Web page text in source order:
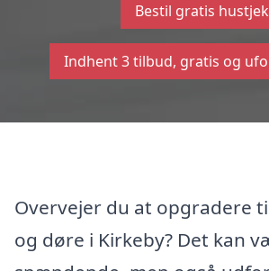
Bestil gratis hustjek
Indhent 3 tilbud, gratis og
Overvejer du at opgradere
og døre i Kirkeby? Det kan